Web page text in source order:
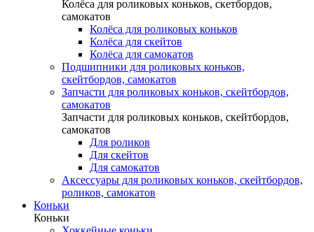
Колёса для роликовых коньков, скетбордов,
самокатов
Колёса для роликовых коньков
Колёса для скейтов
Колёса для самокатов
Подшипники для роликовых коньков,
скейтбордов, самокатов
Запчасти для роликовых коньков, скейтбордов,
самокатов
Запчасти для роликовых коньков, скейтбордов,
самокатов
Для роликов
Для скейтов
Для самокатов
Аксессуары для роликовых коньков, скейтбордов,
роликов, самокатов
Коньки
Коньки